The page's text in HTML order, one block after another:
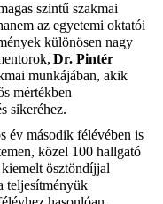
szintű szakmai
az egyetemi oktatói
különösen nagy
Dr. Pintér
munkájában, akik
mértékben
sikeréhez.
év második félévében is
közel 100 hallgató
ösztöndíjjal
teljesítményük